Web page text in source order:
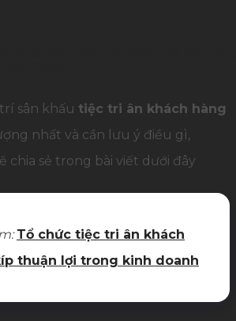
sân khấu tiệc tri ân khách hàng
nhất và cần lưu ý điều gì,
chia sẻ trong bài viết dưới đây
Tổ chức tiệc tri ân khách
thuận lợi trong kinh doanh